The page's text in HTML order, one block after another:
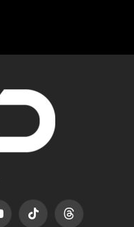
TikTok Threads